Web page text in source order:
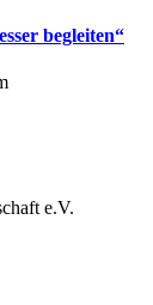
begleiten“
e.V.